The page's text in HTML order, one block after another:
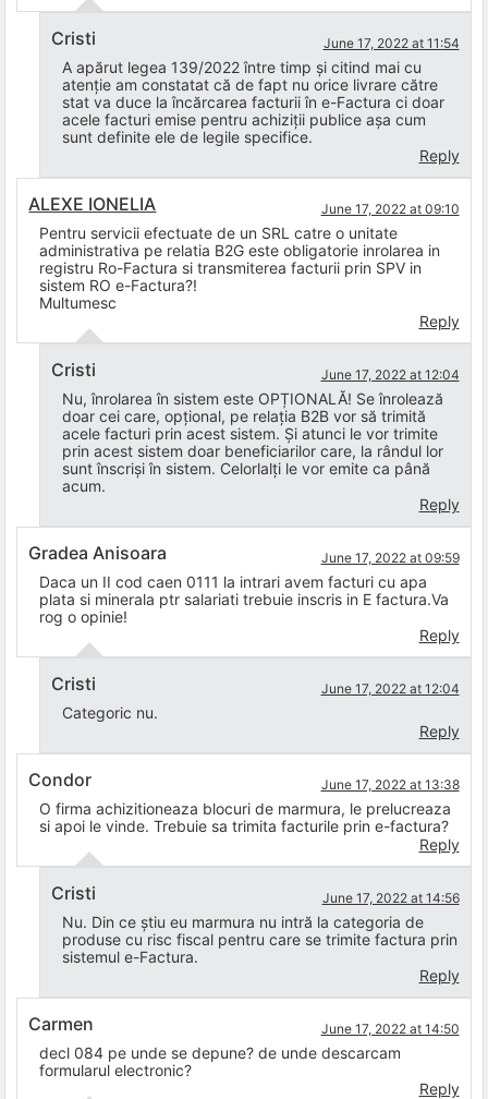
Cristi June 17, 2022 at 11:54
A apărut legea 139/2022 între timp și citind mai cu
atenție am constatat că de fapt nu orice livrare către
stat va duce la încărcarea facturii în e-Factura ci doar
acele facturi emise pentru achiziții publice așa cum
sunt definite ele de legile specifice.
Reply
ALEXE IONELIA June 17, 2022 at 09:10
Pentru servicii efectuate de un SRL catre o unitate
administrativa pe relatia B2G este obligatorie inrolarea in
registru Ro-Factura si transmiterea facturii prin SPV in
sistem RO e-Factura?!
Multumesc
Reply
Cristi June 17, 2022 at 12:04
Nu, înrolarea în sistem este OPȚIONALĂ! Se înrolează
doar cei care, opțional, pe relația B2B vor să trimită
acele facturi prin acest sistem. Și atunci le vor trimite
prin acest sistem doar beneficiarilor care, la rândul lor
sunt înscriși în sistem. Celorlalți le vor emite ca până
acum.
Reply
Gradea Anisoara June 17, 2022 at 09:59
Daca un II cod caen 0111 la intrari avem facturi cu apa
plata si minerala ptr salariati trebuie inscris in E factura.Va
rog o opinie!
Reply
Cristi June 17, 2022 at 12:04
Categoric nu.
Reply
Condor June 17, 2022 at 13:38
O firma achizitioneaza blocuri de marmura, le prelucreaza
si apoi le vinde. Trebuie sa trimita facturile prin e-factura?
Reply
Cristi June 17, 2022 at 14:56
Nu. Din ce știu eu marmura nu intră la categoria de
produse cu risc fiscal pentru care se trimite factura prin
sistemul e-Factura.
Reply
Carmen June 17, 2022 at 14:50
decl 084 pe unde se depune? de unde descarcam
formularul electronic?
Reply